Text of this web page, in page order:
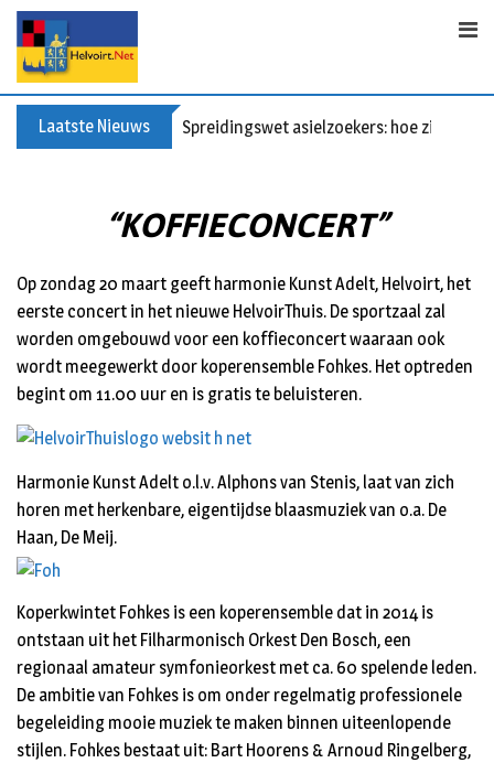
Skip
content
Laatste Nieuws Spreidingswet asielzoekers: hoe zit dat?
“KOFFIECONCERT”
Op zondag 20 maart geeft harmonie Kunst Adelt, Helvoirt, het
eerste concert in het nieuwe HelvoirThuis. De sportzaal zal
worden omgebouwd voor een koffieconcert waaraan ook
wordt meegewerkt door koperensemble Fohkes. Het optreden
begint om 11.00 uur en is gratis te beluisteren.
Harmonie Kunst Adelt o.l.v. Alphons van Stenis, laat van zich
horen met herkenbare, eigentijdse blaasmuziek van o.a. De
Haan, De Meij.
Koperkwintet Fohkes is een koperensemble dat in 2014 is
ontstaan uit het Filharmonisch Orkest Den Bosch, een
regionaal amateur symfonieorkest met ca. 60 spelende leden.
De ambitie van Fohkes is om onder regelmatig professionele
begeleiding mooie muziek te maken binnen uiteenlopende
stijlen. Fohkes bestaat uit: Bart Hoorens & Arnoud Ringelberg,